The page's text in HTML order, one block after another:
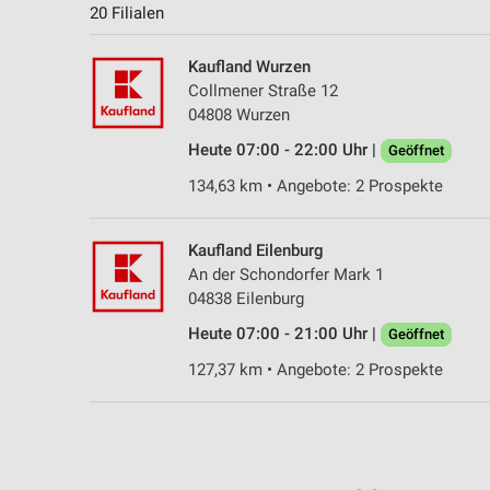
20 Filialen
Kaufland Wurzen
Collmener Straße 12
04808 Wurzen
Heute 07:00 - 22:00 Uhr |
Geöffnet
134,63 km • Angebote: 2 Prospekte
Kaufland Eilenburg
An der Schondorfer Mark 1
04838 Eilenburg
Heute 07:00 - 21:00 Uhr |
Geöffnet
127,37 km • Angebote: 2 Prospekte